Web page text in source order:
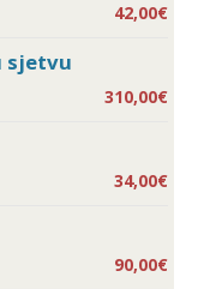
42,00€
sjetvu
310,00€
34,00€
90,00€